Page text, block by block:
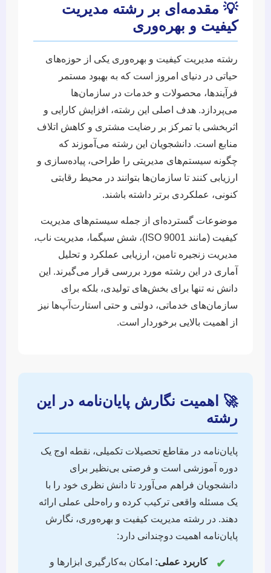
💡 مقدمه‌ای بر رشته مدیریت
کیفیت و بهره‌وری
رشته مدیریت کیفیت و بهره‌وری یکی از حوزه‌های
حیاتی در دنیای امروز است که به بهبود مستمر
فرآیندها، محصولات و خدمات در سازمان‌ها
می‌پردازد. هدف اصلی این رشته، افزایش کارایی و
اثربخشی با تمرکز بر رضایت مشتری و کاهش اتلاف
منابع است. دانشجویان این رشته می‌آموزند که
چگونه سیستم‌های مدیریتی را طراحی، پیاده‌سازی و
ارزیابی کنند تا سازمان‌ها بتوانند در محیط رقابتی
کنونی، عملکردی برتر داشته باشند.
موضوعات گسترده‌ای از جمله سیستم‌های مدیریت
کیفیت (مانند ISO 9001)، شش سیگما، مدیریت ناب،
مدیریت زنجیره تامین، ارزیابی عملکرد و تحلیل
آماری در این رشته مورد بررسی قرار می‌گیرند. این
دانش نه تنها برای بخش‌های تولیدی، بلکه برای
سازمان‌های خدماتی، دولتی و حتی استارت‌آپ‌ها نیز
از اهمیت بالایی برخوردار است.
🚀 اهمیت نگارش پایان‌نامه در این
رشته
پایان‌نامه در مقاطع تحصیلات تکمیلی، نقطه اوج یک
دوره آموزشی است و فرصتی بی‌نظیر برای
دانشجویان فراهم می‌آورد تا دانش نظری خود را با
یک مسئله واقعی ترکیب کرده و راه‌حلی عملی ارائه
دهند. در رشته مدیریت کیفیت و بهره‌وری، نگارش
پایان‌نامه اهمیت دوچندانی دارد:
✔ کاربرد عملی: امکان به‌کارگیری ابزارها و